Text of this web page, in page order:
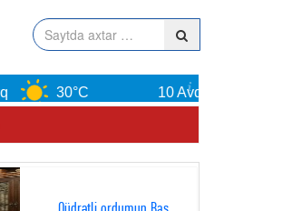
30°C 10 Avq